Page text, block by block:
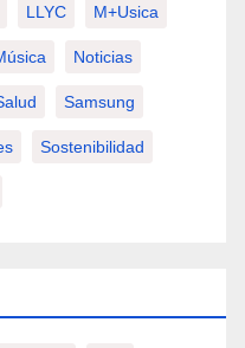
LLYC M+usica
Noticias
Samsung
Sostenibilidad